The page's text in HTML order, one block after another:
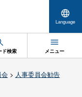
Language
ド検索 メニュー
> 人事委員会勧告